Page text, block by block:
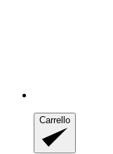
Carrello